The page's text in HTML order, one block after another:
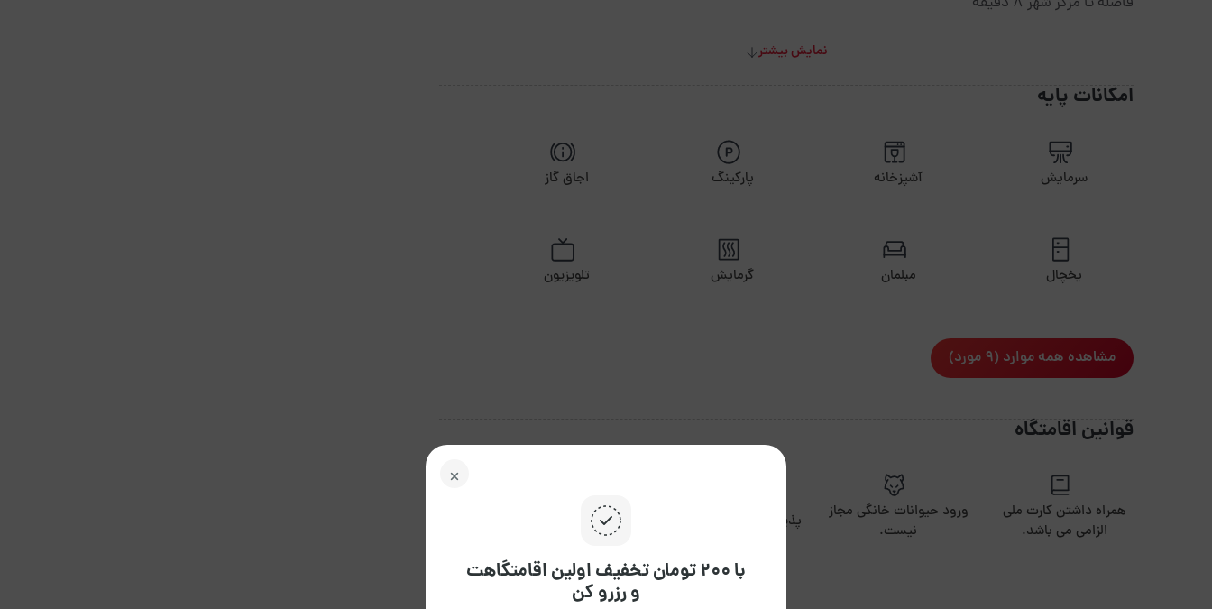
نمایش بیشتر
امکانات پایه
سرمایش آشپزخانه پارکینگ اجاق گاز
یخچال مبلمان گرمایش تلویزیون
مشاهده همه موارد (9 مورد)
قوانین اقامتگاه
همراه داشتن کارت ملی
الزامی می باشد.
ورود حیوانات خانگی مجاز
نیست.
پذیرش ۲۴ ساعته مهمان.
با ۲۰۰ تومان تخفیف اولین اقامتگاهت
و رزرو کن